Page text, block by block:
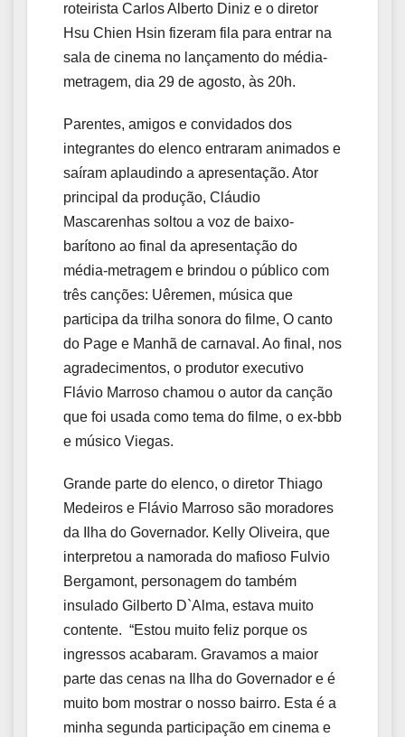
roteirista Carlos Alberto Diniz e o diretor
Hsu Chien Hsin fizeram fila para entrar na
sala de cinema no lançamento do média-
metragem, dia 29 de agosto, às 20h.
Parentes, amigos e convidados dos
integrantes do elenco entraram animados e
saíram aplaudindo a apresentação. Ator
principal da produção, Cláudio
Mascarenhas soltou a voz de baixo-
barítono ao final da apresentação do
média-metragem e brindou o público com
três canções: Uêremen, música que
participa da trilha sonora do filme, O canto
do Page e Manhã de carnaval. Ao final, nos
agradecimentos, o produtor executivo
Flávio Marroso chamou o autor da canção
que foi usada como tema do filme, o ex-bbb
e músico Viegas.
Grande parte do elenco, o diretor Thiago
Medeiros e Flávio Marroso são moradores
da Ilha do Governador. Kelly Oliveira, que
interpretou a namorada do mafioso Fulvio
Bergamont, personagem do também
insulado Gilberto D`Alma, estava muito
contente. “Estou muito feliz porque os
ingressos acabaram. Gravamos a maior
parte das cenas na Ilha do Governador e é
muito bom mostrar o nosso bairro. Esta é a
minha segunda participação em cinema e